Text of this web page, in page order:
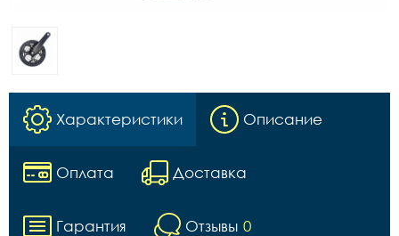
Характеристики Описание
Оплата Доставка
Гарантия Отзывы 0